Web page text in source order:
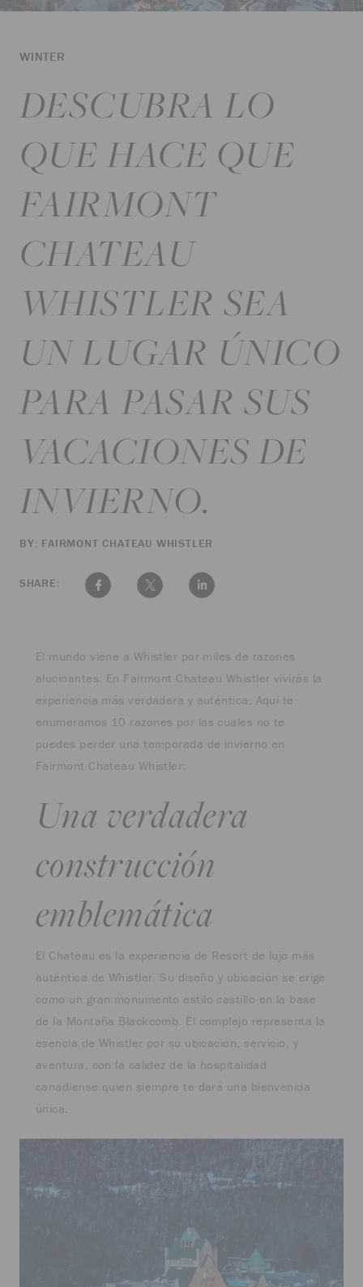
WINTER
DESCUBRA LO
QUE HACE QUE
FAIRMONT
CHATEAU
WHISTLER SEA
UN LUGAR ÚNICO
PARA PASAR SUS
VACACIONES DE
INVIERNO.
BY: FAIRMONT CHATEAU WHISTLER
SHARE:
El mundo viene a Whistler por miles de razones
alucinantes. En Fairmont Chateau Whistler vivirás la
experiencia más verdadera y auténtica. Aquí te
enumeramos 10 razones por las cuales no te
puedes perder una temporada de invierno en
Fairmont Chateau Whistler:
Una verdadera
construcción
emblemática
El Chateau es la experiencia de Resort de lujo más
auténtica de Whistler. Su diseño y ubicación se erige
como un gran monumento estilo castillo en la base
de la Montaña Blackcomb. El complejo representa la
esencia de Whistler por su ubicación, servicio, y
aventura, con la calidez de la hospitalidad
canadiense quien siempre te dará una bienvenida
única.